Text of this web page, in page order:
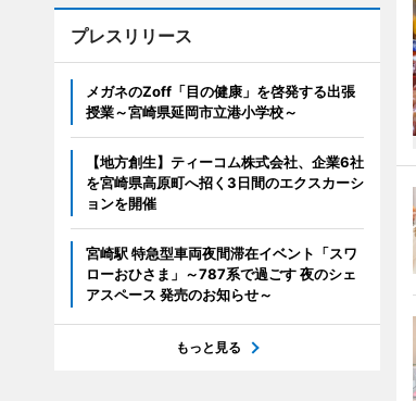
プレスリリース
メガネのZoff「目の健康」を啓発する出張
授業～宮崎県延岡市立港小学校～
【地方創生】ティーコム株式会社、企業6社
を宮崎県高原町へ招く3日間のエクスカーシ
ョンを開催
宮崎駅 特急型車両夜間滞在イベント「スワ
ローおひさま」～787系で過ごす 夜のシェ
アスペース 発売のお知らせ～
もっと見る